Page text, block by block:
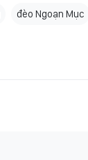
đèo Ngoạn Mục